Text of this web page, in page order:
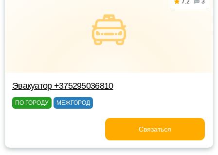
7.2 3
Эвакуатор +375295036810
ПО ГОРОДУ МЕЖГОРОД
Связаться